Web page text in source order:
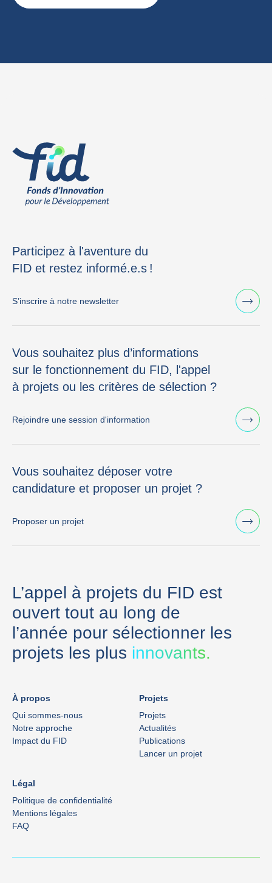
Participez à l'aventure du
FID et restez informé.e.s !
S’inscrire à notre newsletter
Vous souhaitez plus d’informations
sur le fonctionnement du FID, l'appel
à projets ou les critères de sélection ?
Rejoindre une session d'information
Vous souhaitez déposer votre
candidature et proposer un projet ?
Proposer un projet
L’appel à projets du FID est
ouvert tout au long de
l’année pour sélectionner les
projets les plus innovants.
À propos
Qui sommes-nous
Notre approche
Impact du FID
Projets
Projets
Actualités
Publications
Lancer un projet
Légal
Politique de confidentialité
Mentions légales
FAQ